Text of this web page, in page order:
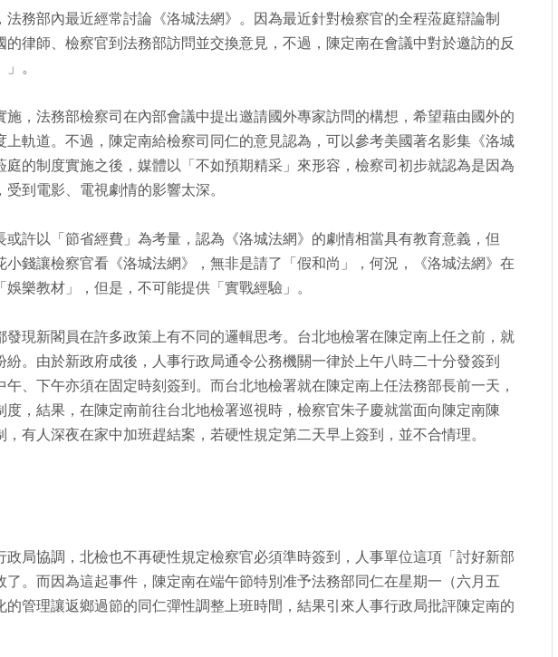
法務部內最近經常討論《洛城法網》。因為最近針對檢察官的全程蒞庭辯論制
的律師、檢察官到法務部訪問並交換意見，不過，陳定南在會議中對於邀訪的反
。
施，法務部檢察司在內部會議中提出邀請國外專家訪問的構想，希望藉由國外的
軌道。不過，陳定南給檢察司同仁的意見認為，可以參考美國著名影集《洛城
的制度實施之後，媒體以「不如預期精采」來形容，檢察司初步就認為是因為
到電影、電視劇情的影響太深。
許以「節省經費」為考量，認為《洛城法網》的劇情相當具有教育意義，但
小錢讓檢察官看《洛城法網》，無非是請了「假和尚」，何況，《洛城法網》在
樂教材」，但是，不可能提供「實戰經驗」。
現新閣員在許多政策上有不同的邏輯思考。台北地檢署在陳定南上任之前，就
紛。由於新政府成後，人事行政局通令公務機關一律於上午八時二十分發簽到
、下午亦須在固定時刻簽到。而台北地檢署就在陳定南上任法務部長前一天，
，結果，在陳定南前往台北地檢署巡視時，檢察官朱子慶就當面向陳定南陳
有人深夜在家中加班趕結案，若硬性規定第二天早上簽到，並不合情理。
局協調，北檢也不再硬性規定檢察官必須準時簽到，人事單位這項「討好新部
。而因為這起事件，陳定南在端午節特別准予法務部同仁在星期一（六月五
的管理讓返鄉過節的同仁彈性調整上班時間，結果引來人事行政局批評陳定南的